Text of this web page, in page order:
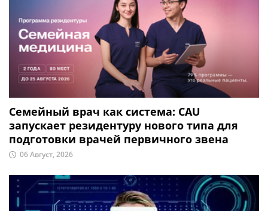
Семейный врач как система: CAU
запускает резидентуру нового типа для
подготовки врачей первичного звена
06 Август, 2026